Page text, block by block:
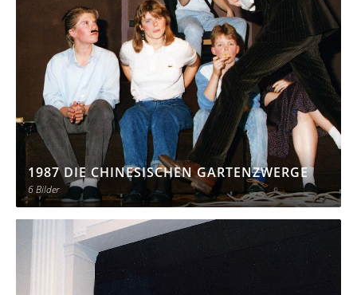
1987 DIE CHINESISCHEN GARTENZWERGE
6 Bilder